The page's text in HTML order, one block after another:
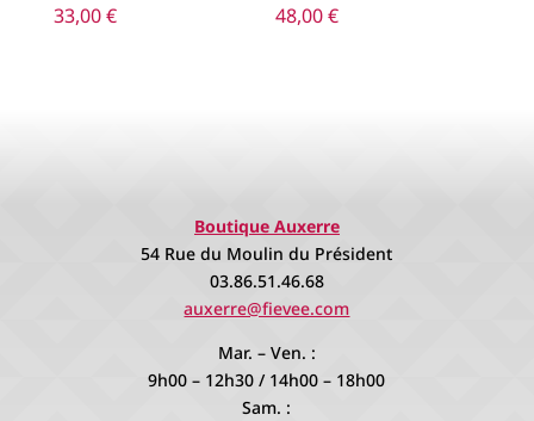
33,00€ 48,00€
Boutique Auxerre
54 Rue du Moulin du Président
03.86.51.46.68
auxerre@fievee.com
Mar. – Ven. :
9h00 – 12h30 / 14h00 – 18h00
Sam. :